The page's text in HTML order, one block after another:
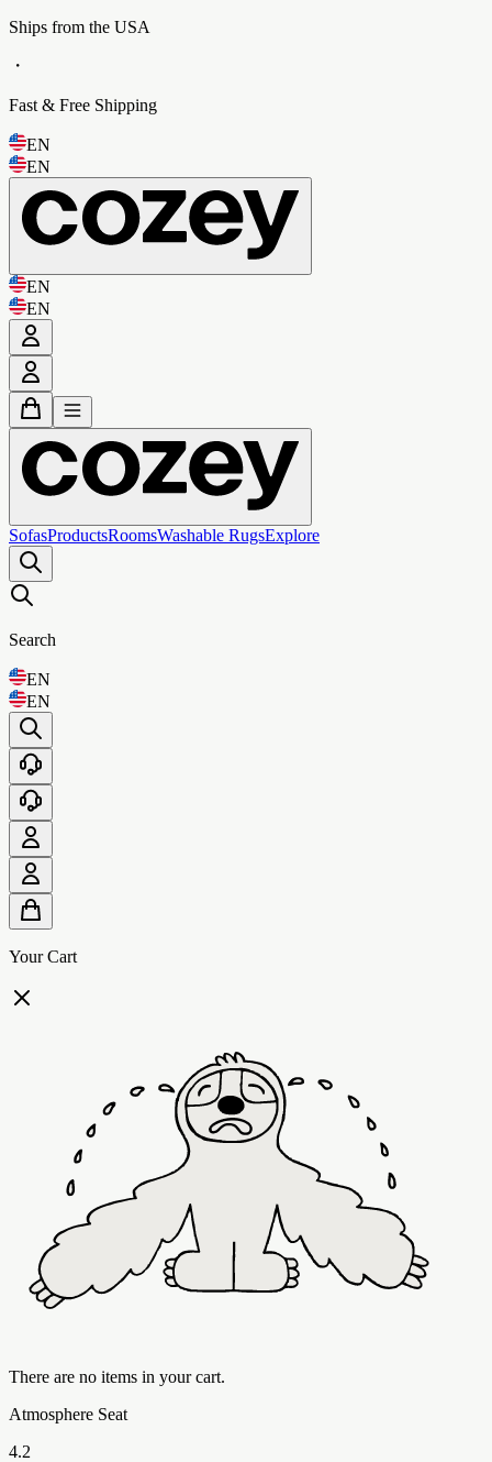
Ships from the USA
・
Fast & Free Shipping
EN
EN
EN
EN
SofasProductsRoomsWashable RugsExplore
Search
EN
EN
Your Cart
There are no items in your cart.
Atmosphere Seat
4.2